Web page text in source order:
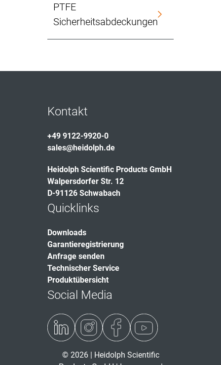
PTFE
Sicherheitsabdeckungen
Kontakt
+49 9122-9920-0
sales@heidolph.de
Heidolph Scientific Products GmbH
Walpersdorfer Str. 12
D-91126 Schwabach
Quicklinks
Downloads
Garantieregistrierung
Anfrage senden
Technischer Service
Produktübersicht
Social Media
© 2026 | Heidolph Scientific